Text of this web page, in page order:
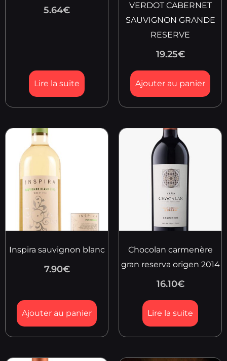
5.64€
Lire la suite
VERDOT CABERNET
SAUVIGNON GRANDE
RESERVE
19.25€
Ajouter au panier
Inspira sauvignon blanc
7.90€
Ajouter au panier
Chocolan carmenère
gran reserva origen 2014
16.10€
Lire la suite